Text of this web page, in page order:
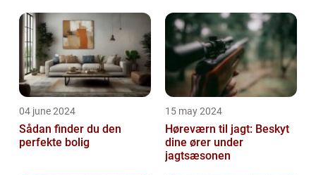
04 june 2024
Sådan finder du den
perfekte bolig
15 may 2024
Høreværn til jagt: Beskyt
dine ører under
jagtsæsonen